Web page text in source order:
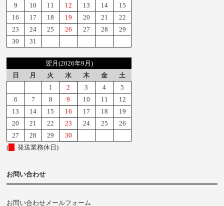
9
10 11 12 13 14
15
16
17 18 19 20 21
22
23
24 25 26 27 28
29
30
31
翌月(2026年9月)
日
月 火 水 木 金
土
1
2 3 4
5
6
7 8 9 10 11
12
13
14 15 16 17 18
19
20
21 22 23 24 25
26
27
28 29
30
(
発送業務休日)
お問い合わせ
お問い合わせメールフォーム